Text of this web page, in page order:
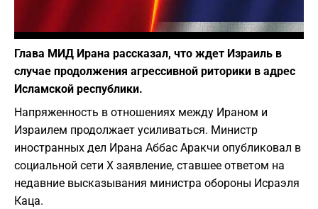
Фото: depositphotos.com
Глава МИД Ирана рассказал, что ждет Израиль в
случае продолжения агрессивной риторики в адрес
Исламской республики.
Напряженность в отношениях между Ираном и
Израилем продолжает усиливаться. Министр
иностранных дел Ирана Аббас Аракчи опубликовал в
социальной сети X заявление, ставшее ответом на
недавние высказывания министра обороны Исраэля
Каца.